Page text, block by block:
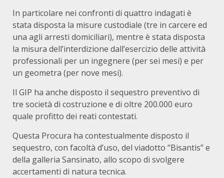
In particolare nei confronti di quattro indagati è
stata disposta la misure custodiale (tre in carcere ed
una agli arresti domiciliari), mentre è stata disposta
la misura dell’interdizione dall’esercizio delle attività
professionali per un ingegnere (per sei mesi) e per
un geometra (per nove mesi).
Il GIP ha anche disposto il sequestro preventivo di
tre società di costruzione e di oltre 200.000 euro
quale profitto dei reati contestati.
Questa Procura ha contestualmente disposto il
sequestro, con facoltà d’uso, del viadotto “Bisantis” e
della galleria Sansinato, allo scopo di svolgere
accertamenti di natura tecnica.